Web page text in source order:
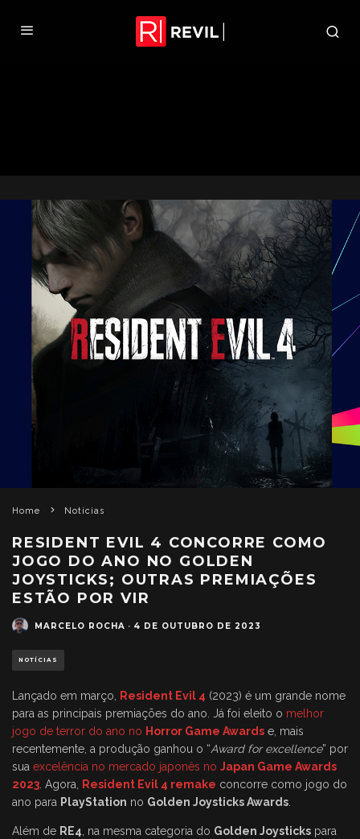
Home Notícias
RESIDENT EVIL 4 CONCORRE COMO
JOGO DO ANO NO GOLDEN
JOYSTICKS; OUTRAS PREMIAÇÕES
ESTÃO POR VIR
MARCELO ROCHA · 4 DE OUTUBRO DE 2023
NOTÍCIAS
Lançado em março, Resident Evil 4 (2023) é um grande nome
para as principais premiações do ano. Já foi eleito o melhor
jogo de terror do ano no Horror Game Awards e, mais
recentemente, a produção ganhou o “Award for excellence” por
sua excelência no mercado japonês no Japan Game Awards
2023. Agora, Resident Evil 4 remake concorre como jogo do
ano para PlayStation no Golden Joysticks Awards.
Além de RE4, na mesma categoria do Golden Joysticks para